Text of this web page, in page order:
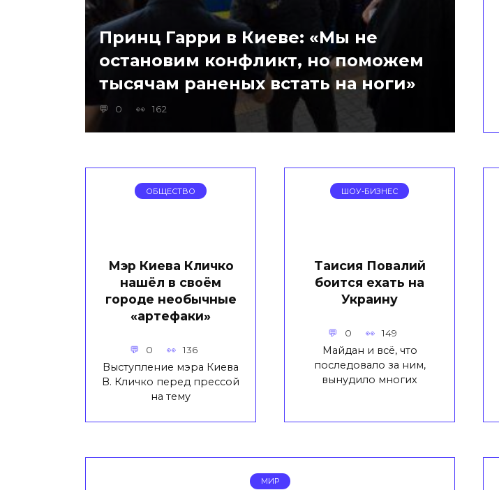
Принц Гарри в Киеве: «Мы не
остановим конфликт, но поможем
тысячам раненых встать на ноги»
0 162
ОБЩЕСТВО
Мэр Киева Кличко
нашёл в своём
городе необычные
«артефаки»
0 136
Выступление мэра Киева
В. Кличко перед прессой
на тему
ШОУ-БИЗНЕС
Таисия Повалий
боится ехать на
Украину
0 149
Майдан и всё, что
последовало за ним,
вынудило многих
МИР